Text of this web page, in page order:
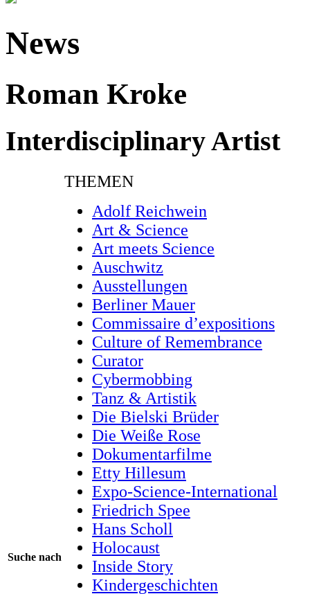
News
Roman Kroke
Interdisciplinary Artist
Suche nach
THEMEN
Adolf Reichwein
Art & Science
Art meets Science
Auschwitz
Ausstellungen
Berliner Mauer
Commissaire d’expositions
Culture of Remembrance
Curator
Cybermobbing
Tanz & Artistik
Die Bielski Brüder
Die Weiße Rose
Dokumentarfilme
Etty Hillesum
Expo-Science-International
Friedrich Spee
Hans Scholl
Holocaust
Inside Story
Kindergeschichten